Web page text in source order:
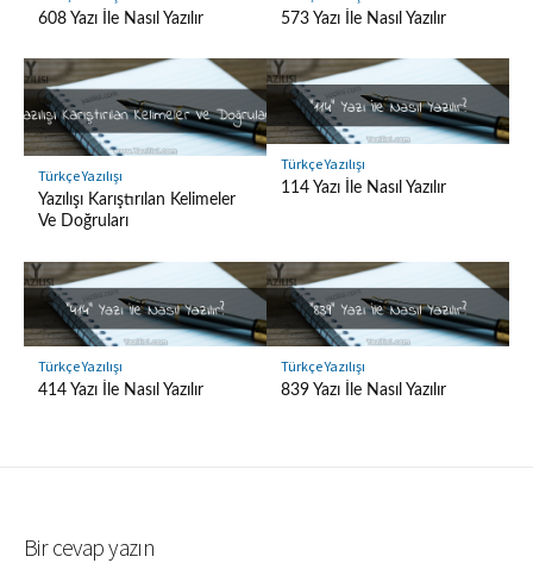
608 Yazı İle Nasıl Yazılır
573 Yazı İle Nasıl Yazılır
Türkçe Yazılışı
Yazılışı Karıştırılan Kelimeler
Ve Doğruları
Türkçe Yazılışı
114 Yazı İle Nasıl Yazılır
Türkçe Yazılışı
414 Yazı İle Nasıl Yazılır
Türkçe Yazılışı
839 Yazı İle Nasıl Yazılır
Bir cevap yazın